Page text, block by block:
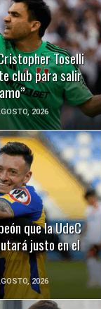
Toselli
club para salir
2026
MÁS
que la UdeC
justo en el
2026
MÁS